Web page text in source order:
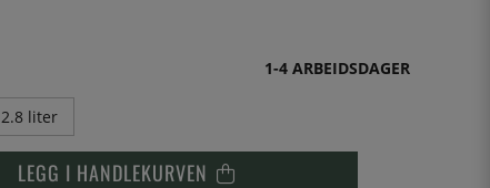
1-4 ARBEIDSDAGER
2.8 liter
LEGG I HANDLEKURVEN